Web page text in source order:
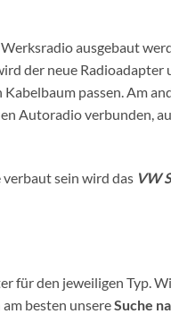
ausgebaut
der neue
passen. Am
Autoradio verbunden,
sein wird das VW
für den jeweiligen Typ.
besten unsereSuche